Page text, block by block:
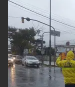
Agronegócios
Brasil
Brasil Mineral
Ciência &
Tecnologia
Cinema